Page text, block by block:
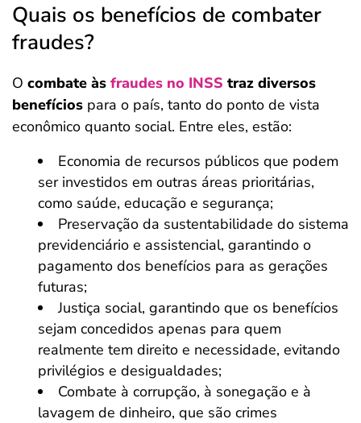
Quais os benefícios de combater
fraudes?
O combate às fraudes no INSS traz diversos
benefícios para o país, tanto do ponto de vista
econômico quanto social. Entre eles, estão:
Economia de recursos públicos que podem
ser investidos em outras áreas prioritárias,
como saúde, educação e segurança;
Preservação da sustentabilidade do sistema
previdenciário e assistencial, garantindo o
pagamento dos benefícios para as gerações
futuras;
Justiça social, garantindo que os benefícios
sejam concedidos apenas para quem
realmente tem direito e necessidade, evitando
privilégios e desigualdades;
Combate à corrupção, à sonegação e à
lavagem de dinheiro, que são crimes